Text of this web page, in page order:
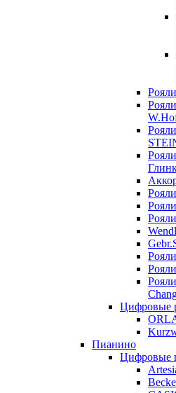
Рояли
Цифровые
Пианино
Цифровые